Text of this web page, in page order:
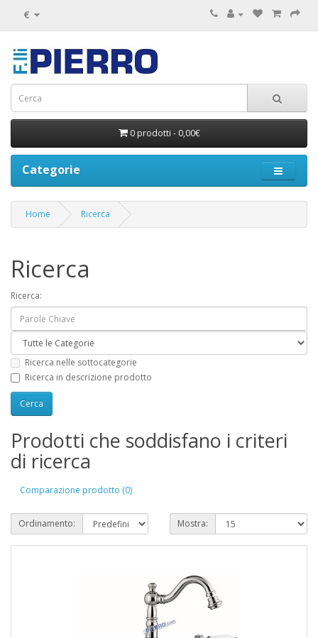
€
0 prodotti - 0,00€
Categorie
Home Ricerca
Ricerca
Ricerca:
Ricerca nelle sottocategorie
Ricerca in descrizione prodotto
Prodotti che soddisfano i criteri
di ricerca
Comparazione prodotto (0)
Ordinamento: Mostra: